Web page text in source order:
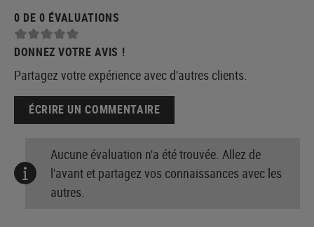
0 DE 0 ÉVALUATIONS
DONNEZ VOTRE AVIS !
Partagez votre expérience avec d'autres clients.
ÉCRIRE UN COMMENTAIRE
Aucune évaluation n'a été trouvée. Allez de
l'avant et partagez vos connaissances avec les
autres.